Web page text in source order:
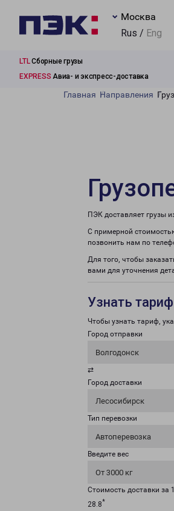
Москва
Rus / Eng
LTLСборные грузы
EXPRESS Авиа- и экспресс-доставка
Главная Направления
ПЭК доставляет грузы
С примерной
позвонить нам по
Для того, чтобы
вами для уточнения
Узнать
Чтобы узнать тариф,
Город отправки
Волгодонск
⇄
Город доставки
Лесосибирск
Тип перевозки
Автоперевозка
Введите вес
От 3000 кг
Стоимость доставки за
28.8*